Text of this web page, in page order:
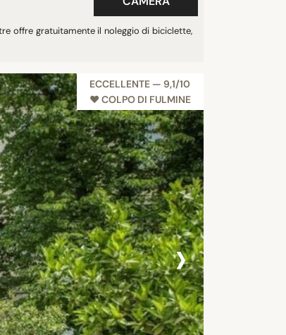
offre gratuitamente il noleggio di biciclette,
ECCELLENTE — 9,1/10
♥︎ COLPO DI FULMINE
›